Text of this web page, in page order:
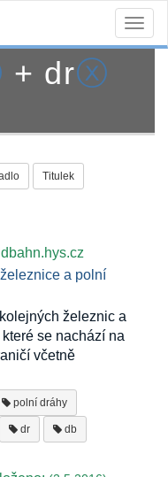
+ drⓧ
Titulek
a polní
železnic a
se nachází na
včetně
polní dráhy
dr db